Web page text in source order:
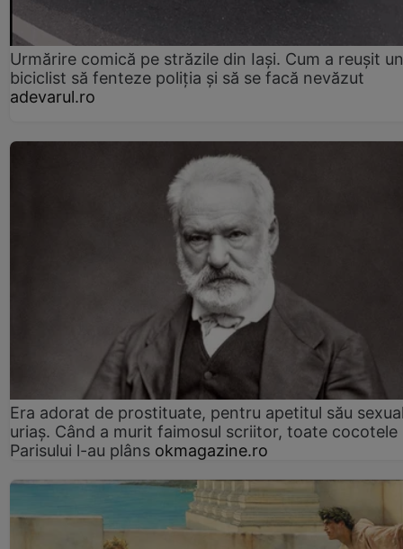
Urmărire comică pe străzile din Iași. Cum a reușit un
biciclist să fenteze poliția și să se facă nevăzut
adevarul.ro
Era adorat de prostituate, pentru apetitul său
uriaș. Când a murit faimosul scriitor, toate cocotele
Parisului l-au plâns okmagazine.ro